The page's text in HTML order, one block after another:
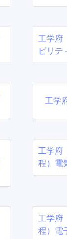
工学府
ビリテ
工学
工学
程）電
工学
程）電